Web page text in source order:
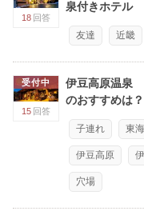
18 回答
泉付きホテル
友達 近畿
受付中
15 回答
伊豆高原温泉
のおすすめは？
子連れ 東海
伊豆高原
穴場